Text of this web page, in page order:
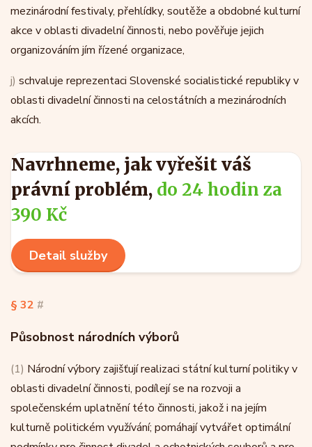
mezinárodní festivaly, přehlídky, soutěže a obdobné kulturní
akce v oblasti divadelní činnosti, nebo pověřuje jejich
organizováním jím řízené organizace,
j) schvaluje reprezentaci Slovenské socialistické republiky v
oblasti divadelní činnosti na celostátních a mezinárodních
akcích.
Navrhneme, jak vyřešit váš
právní problém, do 24 hodin za
390 Kč
Detail služby
§ 32 #
Působnost národních výborů
(1) Národní výbory zajišťují realizaci státní kulturní politiky v
oblasti divadelní činnosti, podílejí se na rozvoji a
společenském uplatnění této činnosti, jakož i na jejím
kulturně politickém využívání; pomáhají vytvářet optimální